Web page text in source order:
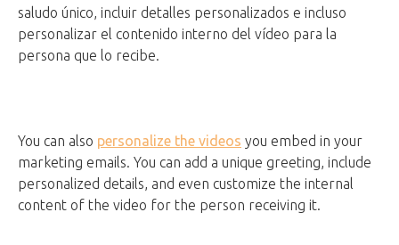
saludo único, incluir detalles personalizados e incluso
personalizar el contenido interno del vídeo para la
persona que lo recibe.
You can also personalize the videos you embed in your
marketing emails. You can add a unique greeting, include
personalized details, and even customize the internal
content of the video for the person receiving it.